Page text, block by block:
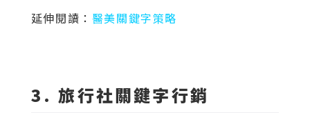
延伸閱讀： 醫美關鍵字策略
3. 旅行社關鍵字行銷